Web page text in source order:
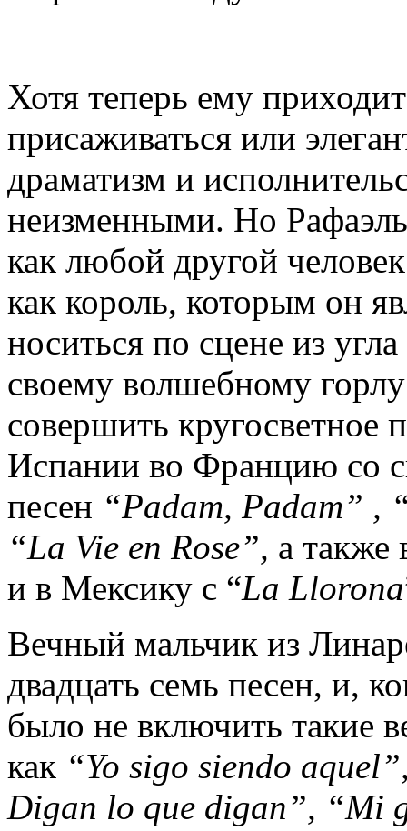
Хотя теперь ему
присаживаться или
драматизм и
неизменными. Но Рафаэль
как любой другой
как король, которым он
носиться по сцене из
своему волшебному
совершить кругосветное
Испании во Францию со
песен “Padam, Padam” ,
“La Vie en Rose”, а также
и в Мексику с “La Llorona
Вечный мальчик из
двадцать семь песен, и,
было не включить такие
как “Yo sigo siendo aquel
Digan lo que digan”, “Mi